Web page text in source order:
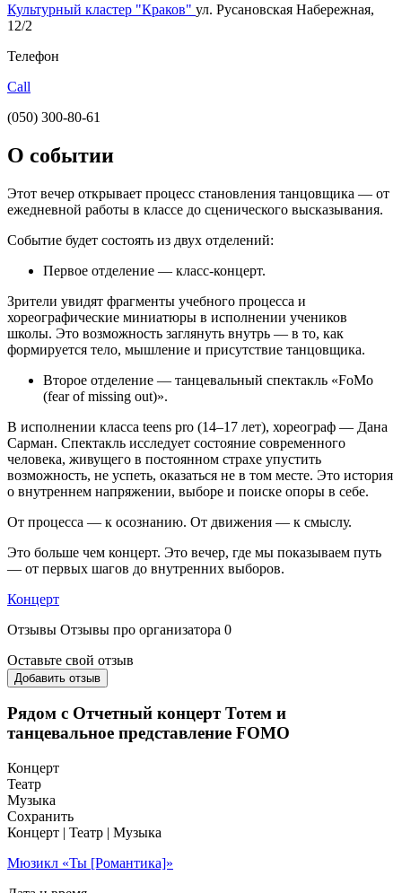
Культурный кластер "Краков" ул. Русановская Набережная,
12/2
Телефон
Call
(050) 300-80-61
О событии
Этот вечер открывает процесс становления танцовщика — от
ежедневной работы в классе до сценического высказывания.
Событие будет состоять из двух отделений:
Первое отделение — класс-концерт.
Зрители увидят фрагменты учебного процесса и
хореографические миниатюры в исполнении учеников
школы. Это возможность заглянуть внутрь — в то, как
формируется тело, мышление и присутствие танцовщика.
Второе отделение — танцевальный спектакль «FoMo
(fear of missing out)».
В исполнении класса teens pro (14–17 лет), хореограф — Дана
Сарман. Спектакль исследует состояние современного
человека, живущего в постоянном страхе упустить
возможность, не успеть, оказаться не в том месте. Это история
о внутреннем напряжении, выборе и поиске опоры в себе.
От процесса — к осознанию. От движения — к смыслу.
Это больше чем концерт. Это вечер, где мы показываем путь
— от первых шагов до внутренних выборов.
Концерт
Отзывы Отзывы про организатора 0
Оставьте свой отзыв
Добавить отзыв
Рядом с Отчетный концерт Тотем и
танцевальное представление FOMO
Концерт
Театр
Музыка
Сохранить
Концерт | Театр | Музыка
Мюзикл «Ты [Романтика]»